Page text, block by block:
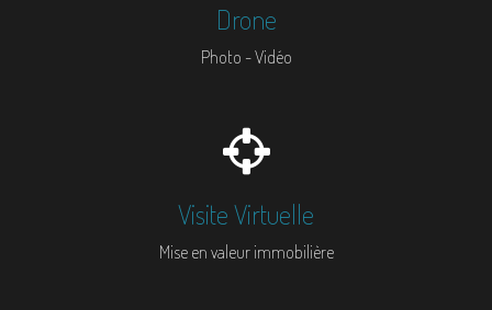
Drone
Photo - Vidéo
Visite Virtuelle
Mise en valeur immobilière